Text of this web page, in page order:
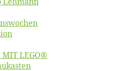
MIT LEGO®